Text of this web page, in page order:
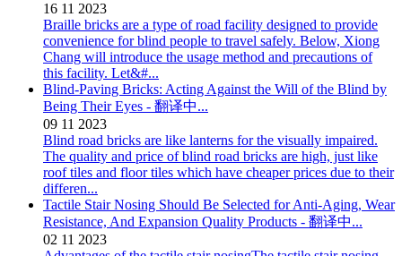
16 11 2023
Braille bricks are a type of road facility designed to provide
convenience for blind people to travel safely. Below, Xiong
Chang will introduce the usage method and precautions of
this facility. Let&#...
Blind-Paving Bricks: Acting Against the Will of the Blind by
Being Their Eyes - 翻译中...
09 11 2023
Blind road bricks are like lanterns for the visually impaired.
The quality and price of blind road bricks are high, just like
roof tiles and floor tiles which have cheaper prices due to their
differen...
Tactile Stair Nosing Should Be Selected for Anti-Aging, Wear
Resistance, And Expansion Quality Products - 翻译中...
02 11 2023